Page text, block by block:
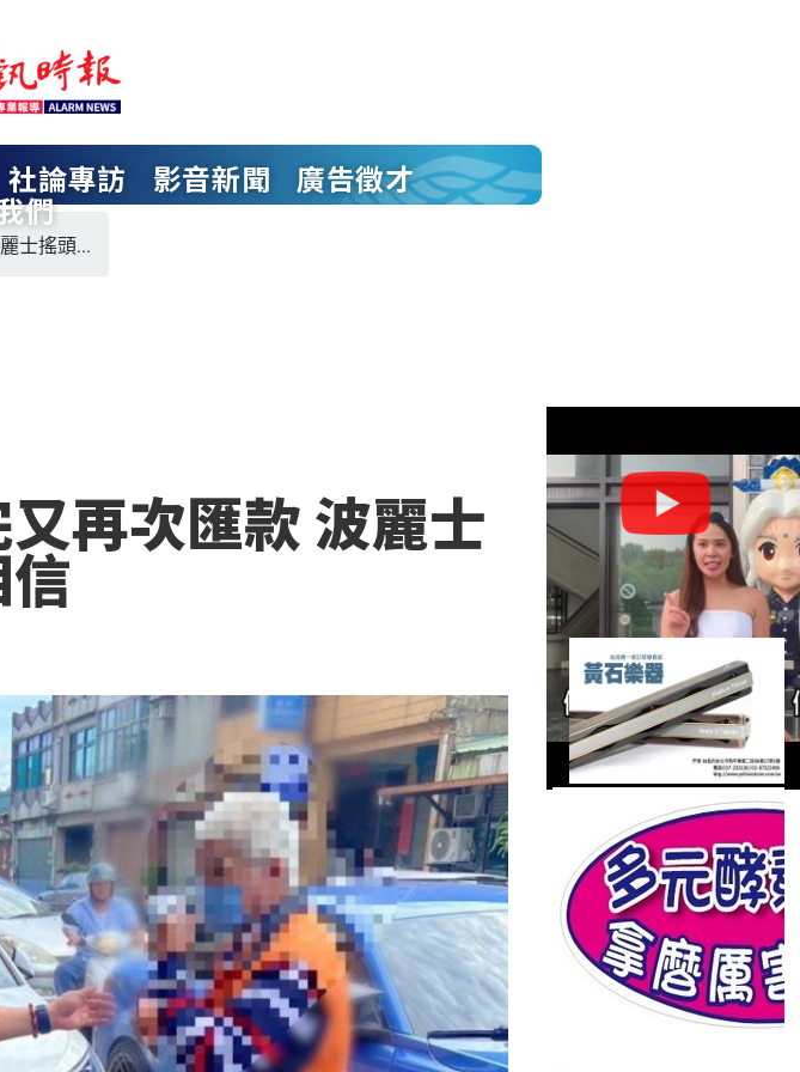
社論專訪 影音新聞 廣告徵才
們
士搖頭...
再次匯款 波麗士